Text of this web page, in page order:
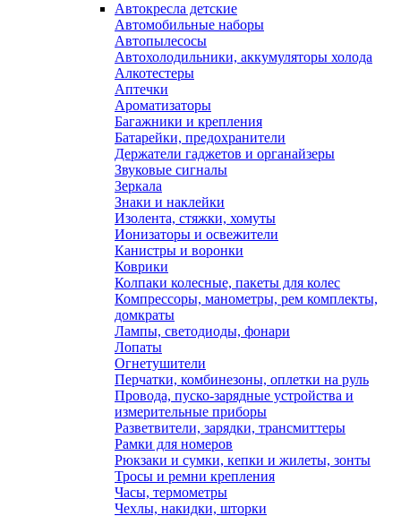
Автокресла детские
Автомобильные наборы
Автопылесосы
Автохолодильники, аккумуляторы холода
Алкотестеры
Аптечки
Ароматизаторы
Багажники и крепления
Батарейки, предохранители
Держатели гаджетов и органайзеры
Звуковые сигналы
Зеркала
Знаки и наклейки
Изолента, стяжки, хомуты
Ионизаторы и освежители
Канистры и воронки
Коврики
Колпаки колесные, пакеты для колес
Компрессоры, манометры, рем комплекты,
домкраты
Лампы, светодиоды, фонари
Лопаты
Огнетушители
Перчатки, комбинезоны, оплетки на руль
Провода, пуско-зарядные устройства и
измерительные приборы
Разветвители, зарядки, трансмиттеры
Рамки для номеров
Рюкзаки и сумки, кепки и жилеты, зонты
Тросы и ремни крепления
Часы, термометры
Чехлы, накидки, шторки